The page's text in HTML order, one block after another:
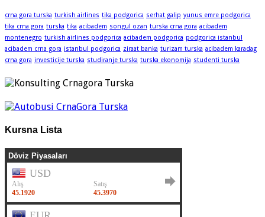
crna gora turska turkish airlines tika podgorica serhat galip yunus emre podgorica
tika crna gora turska tika acibadem songul ozan turska crna gora acibadem
montenegro turkish airlines podgorica acibadem podgorica podgorica istanbul
acibadem crna gora istanbul podgorica ziraat banka turizam turska acibadem karadag
crna gora investicije turska studiranje turska turska ekonomija studenti turska
Kursna Lista